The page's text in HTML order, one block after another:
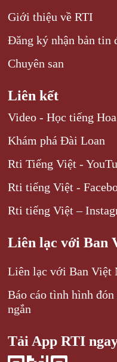
Giới thiệu về RTI
Đăng ký nhận bản tin
Chuyên san
Liên kết
Video - Học tiếng Hoa
Khám phá Đài Loan
Rti Tiếng Việt -
Rti tiếng Việt -
Rti tiếng Việt –
Liên lạc với Ban
Liên lạc với Ban Việt
Báo cáo tình hình đón
ngắn
Tải App RTI